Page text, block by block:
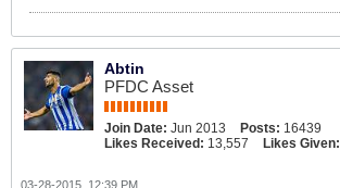
Abtin
PFDC Asset
Join Date: Jun 2013 Posts: 16439
Likes Received: 13,557 Likes Given:
03-28-2015, 12:39 PM